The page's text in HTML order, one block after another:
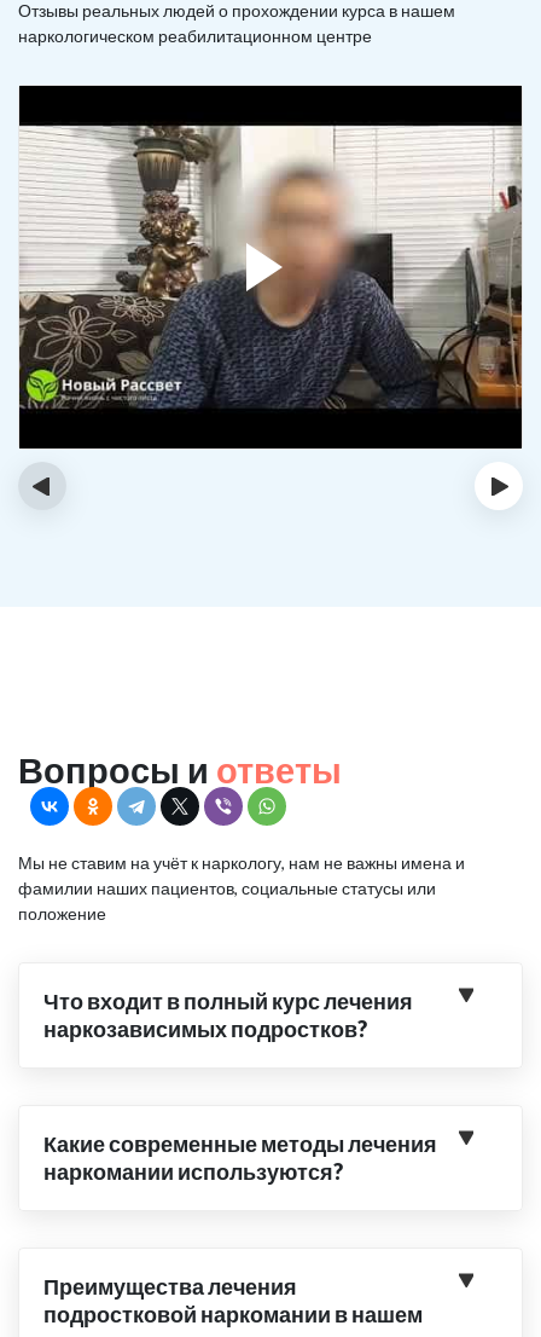
Отзывы реальных людей о прохождении курса в нашем
наркологическом реабилитационном центре
‹ ›
Вопросы и ответы
Мы не ставим на учёт к наркологу, нам не важны имена и
фамилии наших пациентов, социальные статусы или
положение
Что входит в полный курс лечения
наркозависимых подростков?
Какие современные методы лечения
наркомании используются?
Преимущества лечения
подростковой наркомании в нашем